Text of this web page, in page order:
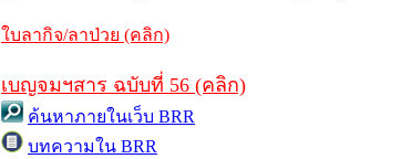
ใบลากิจ/ลาป่วย (คลิก)
เบญจมฯสาร ฉบับที่ 56 (คลิก)
ค้นหาภายในเว็บ BRR
บทความใน BRR